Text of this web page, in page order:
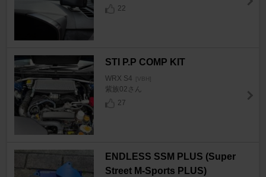
22
STI P.P COMP KIT
WRX S4 [VBH]
紫族02さん
27
ENDLESS SSM PLUS (Super
Street M-Sports PLUS)